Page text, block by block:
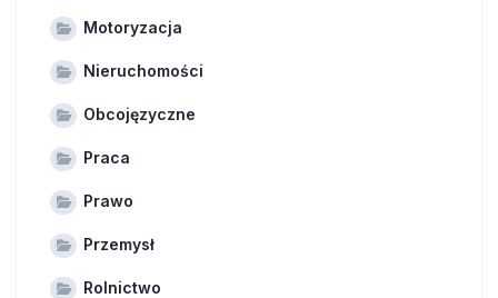
Motoryzacja
Nieruchomości
Obcojęzyczne
Praca
Prawo
Przemysł
Rolnictwo